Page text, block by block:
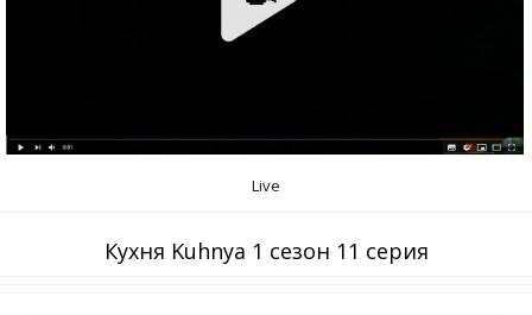
Live
Кухня Kuhnya 1 сезон 11 серия